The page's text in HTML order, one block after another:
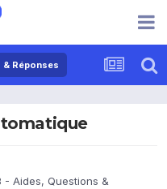
& Réponses
- Aides, Questions &